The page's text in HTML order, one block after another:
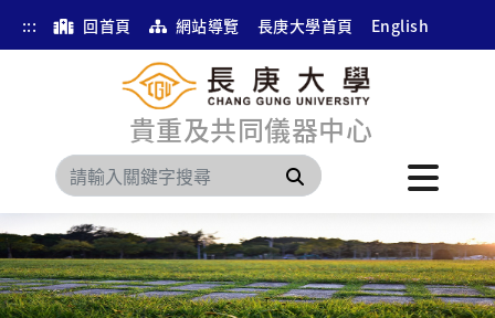
::: 回首頁 網站導覽 長庚大學首頁 English
貴重及共同儀器中心
搜尋